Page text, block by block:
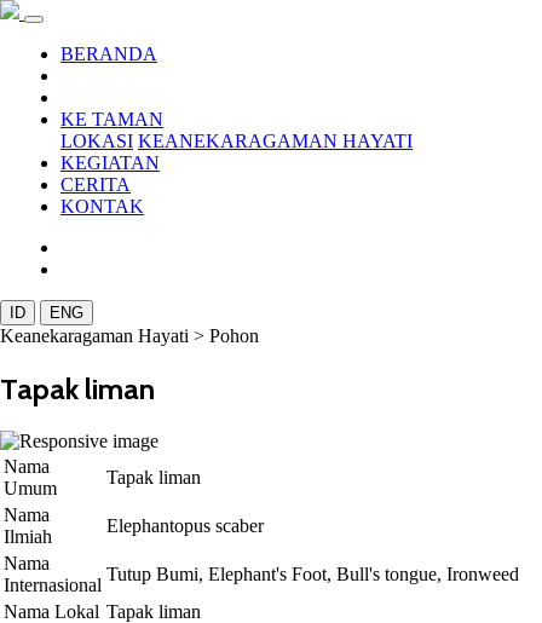
BERANDA
KE TAMAN
LOKASI KEANEKARAGAMAN HAYATI
KEGIATAN
CERITA
KONTAK
ID ENG
Keanekaragaman Hayati > Pohon
Tapak liman
Nama
Umum
Tapak liman
Nama
Ilmiah
Elephantopus scaber
Nama
Internasional
Tutup Bumi, Elephant's Foot, Bull's tongue, Ironweed
Nama Lokal Tapak liman